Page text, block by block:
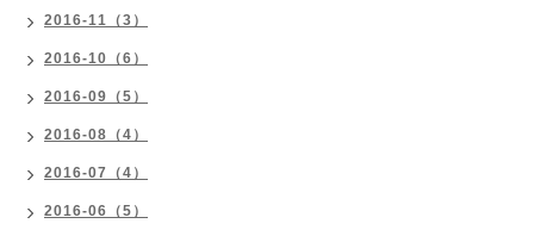
2016-11（3）
2016-10（6）
2016-09（5）
2016-08（4）
2016-07（4）
2016-06（5）